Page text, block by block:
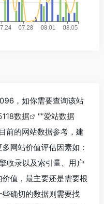
，如你需要查询该站
数据 ""爱站数据
前的网站数据参考，建
网站价值评估因素如：
收录以及索引量、用户
值，最主要还是需要根
确切的数据则需要找